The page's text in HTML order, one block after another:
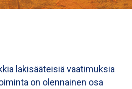
lakisääteisiä vaatimuksia
on olennainen osa